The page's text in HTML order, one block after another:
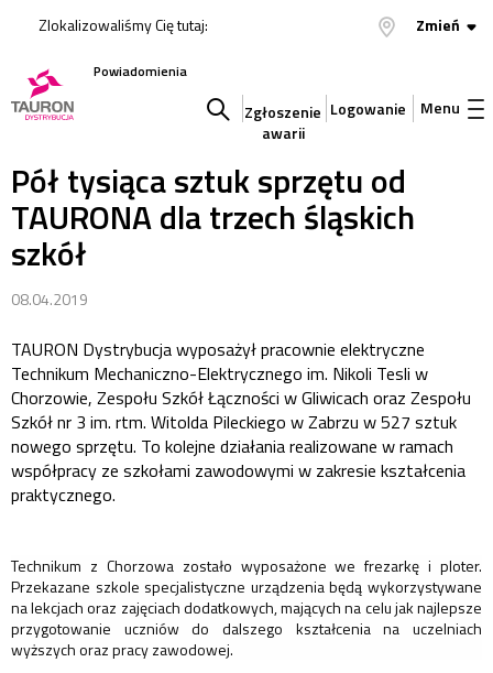
Zlokalizowaliśmy Cię tutaj: Zmień
Powiadomienia
Szukaj
w
Zgłoszenie
awarii
Logowanie Menu
Pół tysiąca sztuk sprzętu od
TAURONA dla trzech śląskich
szkół
08.04.2019
TAURON Dystrybucja wyposażył pracownie elektryczne
Technikum Mechaniczno-Elektrycznego im. Nikoli Tesli w
Chorzowie, Zespołu Szkół Łączności w Gliwicach oraz Zespołu
Szkół nr 3 im. rtm. Witolda Pileckiego w Zabrzu w 527 sztuk
nowego sprzętu. To kolejne działania realizowane w ramach
współpracy ze szkołami zawodowymi w zakresie kształcenia
praktycznego.
Technikum z Chorzowa zostało wyposażone we frezarkę i ploter.
Przekazane szkole specjalistyczne urządzenia będą wykorzystywane
na lekcjach oraz zajęciach dodatkowych, mających na celu jak najlepsze
przygotowanie uczniów do dalszego kształcenia na uczelniach
wyższych oraz pracy zawodowej.